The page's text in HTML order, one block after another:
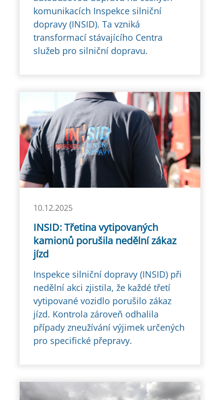
komunikacích Inspekce silniční
dopravy (INSID). Ta vzniká
transformací stávajícího Centra
služeb pro silniční dopravu.
10.12.2025
INSID: Třetina vytipovaných
kamionů porušila nedělní zákaz
jízd
Inspekce silniční dopravy (INSID) při
nedělní akci zjistila, že každé třetí
vytipované vozidlo porušilo zákaz
jízd. Kontrola zároveň odhalila
případy zneužívání výjimek určených
pro specifické přepravy.